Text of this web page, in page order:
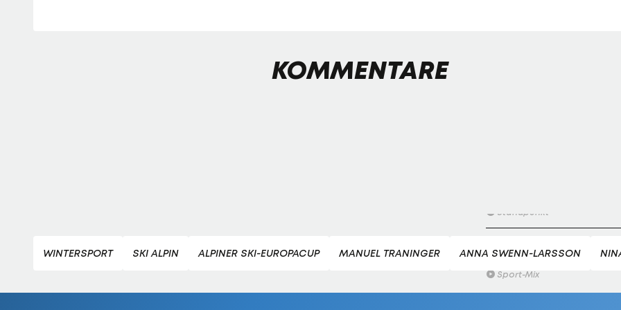
Standpunkt
Sportmomente 2025
Sport-Mix
KOMMENTARE
WINTERSPORT SKI ALPIN ALPINER SKI-EUROPACUP MANUEL TRANINGER ANNA SWENN-LARSSON